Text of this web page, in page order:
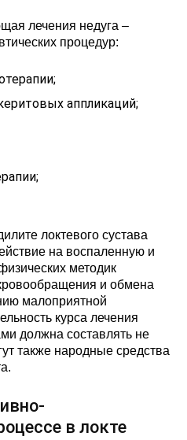
лечения недуга –
процедур:
аппликаций;
локтевого сустава
на воспаленную и
методик
и обмена
малоприятной
курса лечения
должна составлять не
также народные средства
в локте